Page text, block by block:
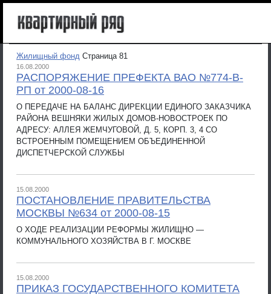
Жилищный фонд Страница 81
16.08.2000
РАСПОРЯЖЕНИЕ ПРЕФЕКТА ВАО №774-В-
РП от 2000-08-16
О ПЕРЕДАЧЕ НА БАЛАНС ДИРЕКЦИИ ЕДИНОГО ЗАКАЗЧИКА
РАЙОНА ВЕШНЯКИ ЖИЛЫХ ДОМОВ-НОВОСТРОЕК ПО
АДРЕСУ: АЛЛЕЯ ЖЕМЧУГОВОЙ, Д. 5, КОРП. 3, 4 СО
ВСТРОЕННЫМ ПОМЕЩЕНИЕМ ОБЪЕДИНЕННОЙ
ДИСПЕТЧЕРСКОЙ СЛУЖБЫ
15.08.2000
ПОСТАНОВЛЕНИЕ ПРАВИТЕЛЬСТВА
МОСКВЫ №634 от 2000-08-15
О ХОДЕ РЕАЛИЗАЦИИ РЕФОРМЫ ЖИЛИЩНО —
КОММУНАЛЬНОГО ХОЗЯЙСТВА В Г. МОСКВЕ
15.08.2000
ПРИКАЗ ГОСУДАРСТВЕННОГО КОМИТЕТА